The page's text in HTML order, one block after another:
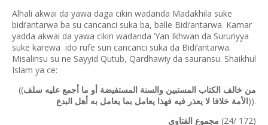
Alhali akwai da yawa daga cikin wadanda Madakhila suke
bidi’antarwa ba su cancanci suka ba, balle Bidi’antarwa. Kamar
yadda akwai da yawa cikin wadanda ‘Yan Ikhwan da Sururiyya
suke karewa ido rufe sun cancanci suka da Bidi’antarwa.
Misalinsu su ne Sayyid Qutub, Qardhawiy da sauransu. Shaikhul
Islam ya ce:
((من خالف الكتاب المستبين والسنة المستفيضة أو ما أجمع عليه سلف
الأمة خلافا لا يعذر فيه فهذا يعامل بما يعامل به أهل البدع )).
مجموع الفتاوى (24/ 172)